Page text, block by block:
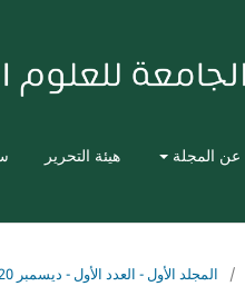
عن المجلة هيئة التحرير
/ المجلد الأول - العدد الأول - ديسمبر 2020